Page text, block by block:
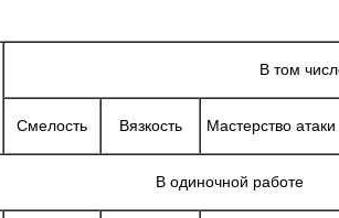
В том
Смелость Вязкость Мастерство атаки
В одиночной работе